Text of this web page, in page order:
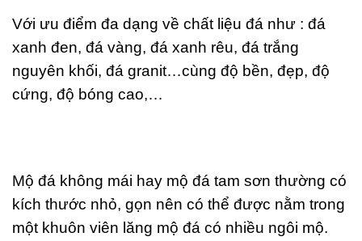
Với ưu điểm đa dạng về chất liệu đá như : đá
xanh đen, đá vàng, đá xanh rêu, đá trắng
nguyên khối, đá granit…cùng độ bền, đẹp, độ
cứng, độ bóng cao,…
Mộ đá không mái hay mộ đá tam sơn thường có
kích thước nhỏ, gọn nên có thể được nằm trong
một khuôn viên lăng mộ đá có nhiều ngôi mộ.